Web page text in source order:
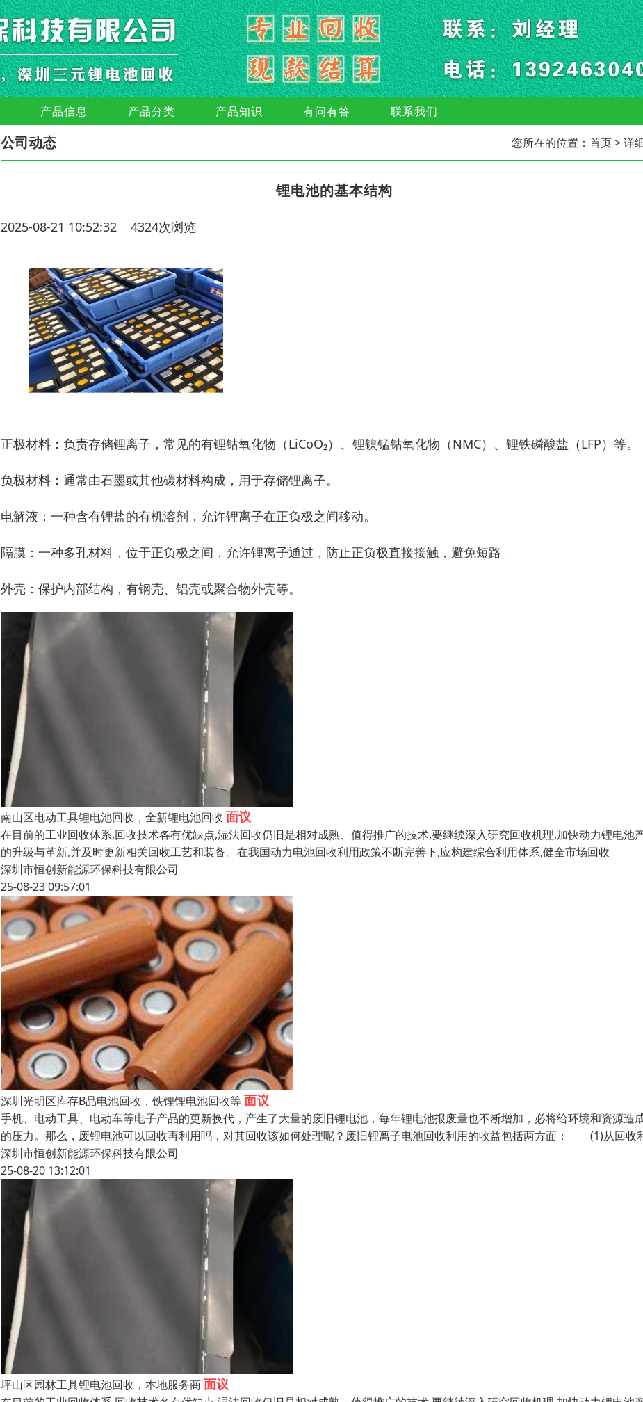
产品信息 产品分类 产品知识 有问有答 联系我们
公司动态 您所在的位置： 首页> 详
锂电池的基本结构
2025-08-21 10:52:32 4324次浏览
正极材料：负责存储锂离子，常见的有锂钴氧化物（LiCoO₂）、锂镍锰钴氧化物（NMC）、锂铁磷酸盐（LFP）等。
负极材料：通常由石墨或其他碳材料构成，用于存储锂离子。
电解液：一种含有锂盐的有机溶剂，允许锂离子在正负极之间移动。
隔膜：一种多孔材料，位于正负极之间，允许锂离子通过，防止正负极直接接触，避免短路。
外壳：保护内部结构，有钢壳、铝壳或聚合物外壳等。
南山区电动工具锂电池回收，全新锂电池回收 面议
在目前的工业回收体系,回收技术各有优缺点,湿法回收仍旧是相对成熟、值得推广的技术,要继续深入研究回收机理,加快动力锂电池
的升级与革新,并及时更新相关回收工艺和装备。在我国动力电池回收利用政策不断完善下,应构建综合利用体系,健全市场回收
深圳市恒创新能源环保科技有限公司
25-08-23 09:57:01
深圳光明区库存B品电池回收，铁锂锂电池回收等面议
手机、电动工具、电动车等电子产品的更新换代，产生了大量的废旧锂电池，每年锂电池报废量也不断增加，必将给环境和资源造
的压力。那么，废锂电池可以回收再利用吗，对其回收该如何处理呢？废旧锂离子电池回收利用的收益包括两方面： (1)从回收
深圳市恒创新能源环保科技有限公司
25-08-20 13:12:01
坪山区园林工具锂电池回收，本地服务商面议